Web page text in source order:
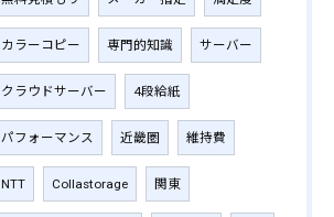
カラーコピー 専門的知識 サーバー
クラウドサーバー 4段給紙
パフォーマンス 近畿圏 維持費
NTT Collastorage 関東